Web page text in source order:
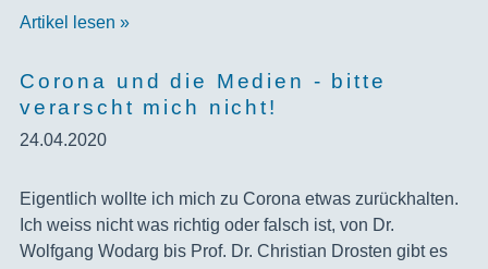
Artikel lesen »
Corona und die Medien - bitte
verarscht mich nicht!
24.04.2020
Eigentlich wollte ich mich zu Corona etwas zurückhalten.
Ich weiss nicht was richtig oder falsch ist, von Dr.
Wolfgang Wodarg bis Prof. Dr. Christian Drosten gibt es